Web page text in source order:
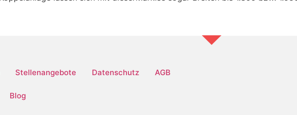
Stellenangebote Datenschutz AGB
Blog